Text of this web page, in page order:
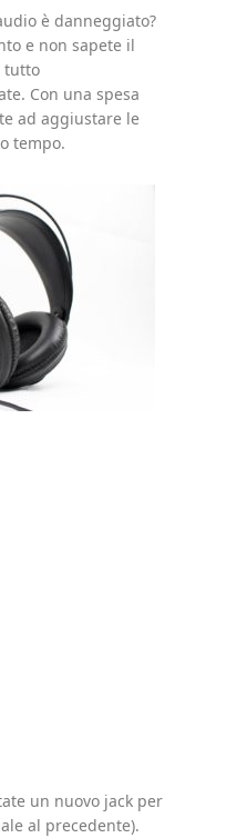
è danneggiato?
e non sapete il
tutto
Con una spesa
ad aggiustare le
tempo.
un nuovo jack per
al precedente).